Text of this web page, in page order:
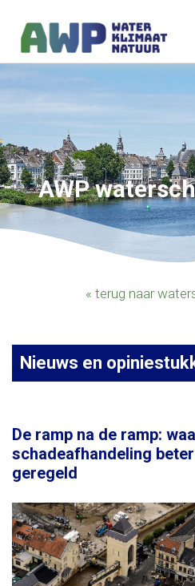
AWP
« terug naar
Nieuws en
De ramp na de ramp:
schadeafhandeling
geregeld